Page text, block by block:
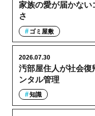
家族の愛が届かない
さ
ゴミ屋敷
汚部屋住人が社会復
ンタル管理
2026.07.30
知識